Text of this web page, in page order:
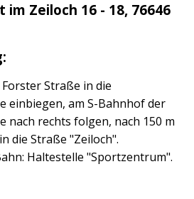
Zeiloch 16 - 18, 76646
Straße in die
einbiegen, am S-Bahnhof der
nach rechts folgen, nach 150 m
die Straße "Zeiloch".
Haltestelle "Sportzentrum".